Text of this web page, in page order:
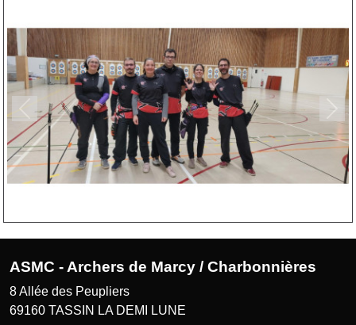
Précedent
ASMC - Archers de Marcy / Charbonnières
8 Allée des Peupliers
69160 TASSIN LA DEMI LUNE